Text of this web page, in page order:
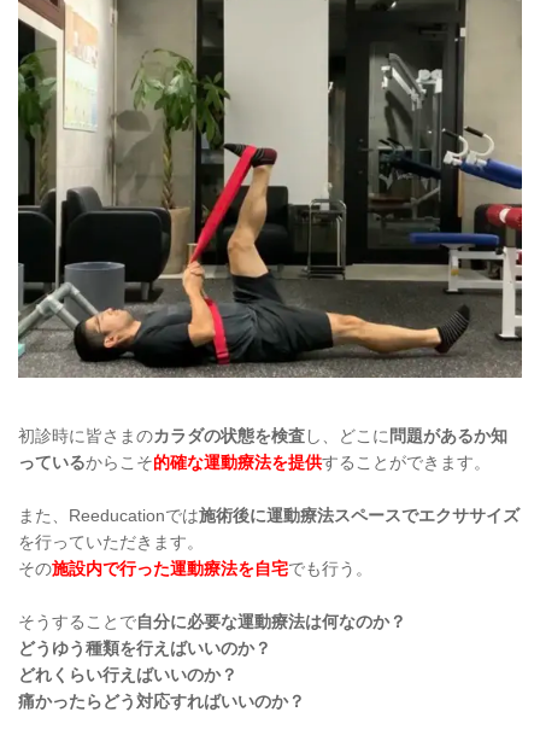
初診時に皆さまのカラダの状態を検査し、どこに 問題があるか知
っているからこそ的確な運動療法を提供することができます。
また、Reeducationでは施術後に運動療法スペースでエクササイズ
を行っていただきます。
その施設内で行った運動療法を自宅でも行う。
そうすることで自分に必要な運動療法は何なのか？
どうゆう種類を行えばいいのか？
どれくらい行えばいいのか？
痛かったらどう対応すればいいのか？